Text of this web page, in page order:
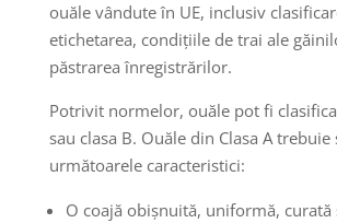
ouăle vândute în UE, inclusiv
etichetarea, condițiile de trai ale
păstrarea înregistrărilor.
Potrivit normelor, ouăle pot fi
sau clasa B. Ouăle din Clasa A trebuie
următoarele caracteristici:
O coajă obișnuită, uniformă, curată